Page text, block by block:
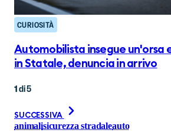
CURIOSITÀ
Automobilista insegue un'orsa
in Statale, denuncia in arrivo
1di5
SUCCESSIVA
animalisicurezza stradaleauto